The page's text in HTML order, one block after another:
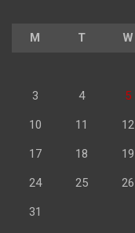
M T W
3 4 5
10 11 12
17 18 19
24 25 26
31